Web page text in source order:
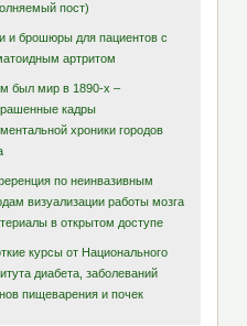
пост)
и брошюры для пациентов с
артритом
был мир в 1890-х –
кадры
хроники городов
по неинвазивным
визуализации работы мозга
в открытом доступе
курсы от Национального
диабета, заболеваний
пищеварения и почек